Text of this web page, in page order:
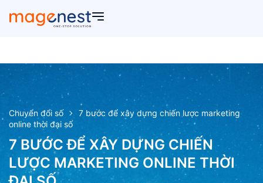
Chuyển đổi số
7 bước để xây dựng chiến lược marketing
online thời đại số
7 BƯỚC ĐỂ XÂY DỰNG CHIẾN
LƯỢC MARKETING ONLINE THỜI